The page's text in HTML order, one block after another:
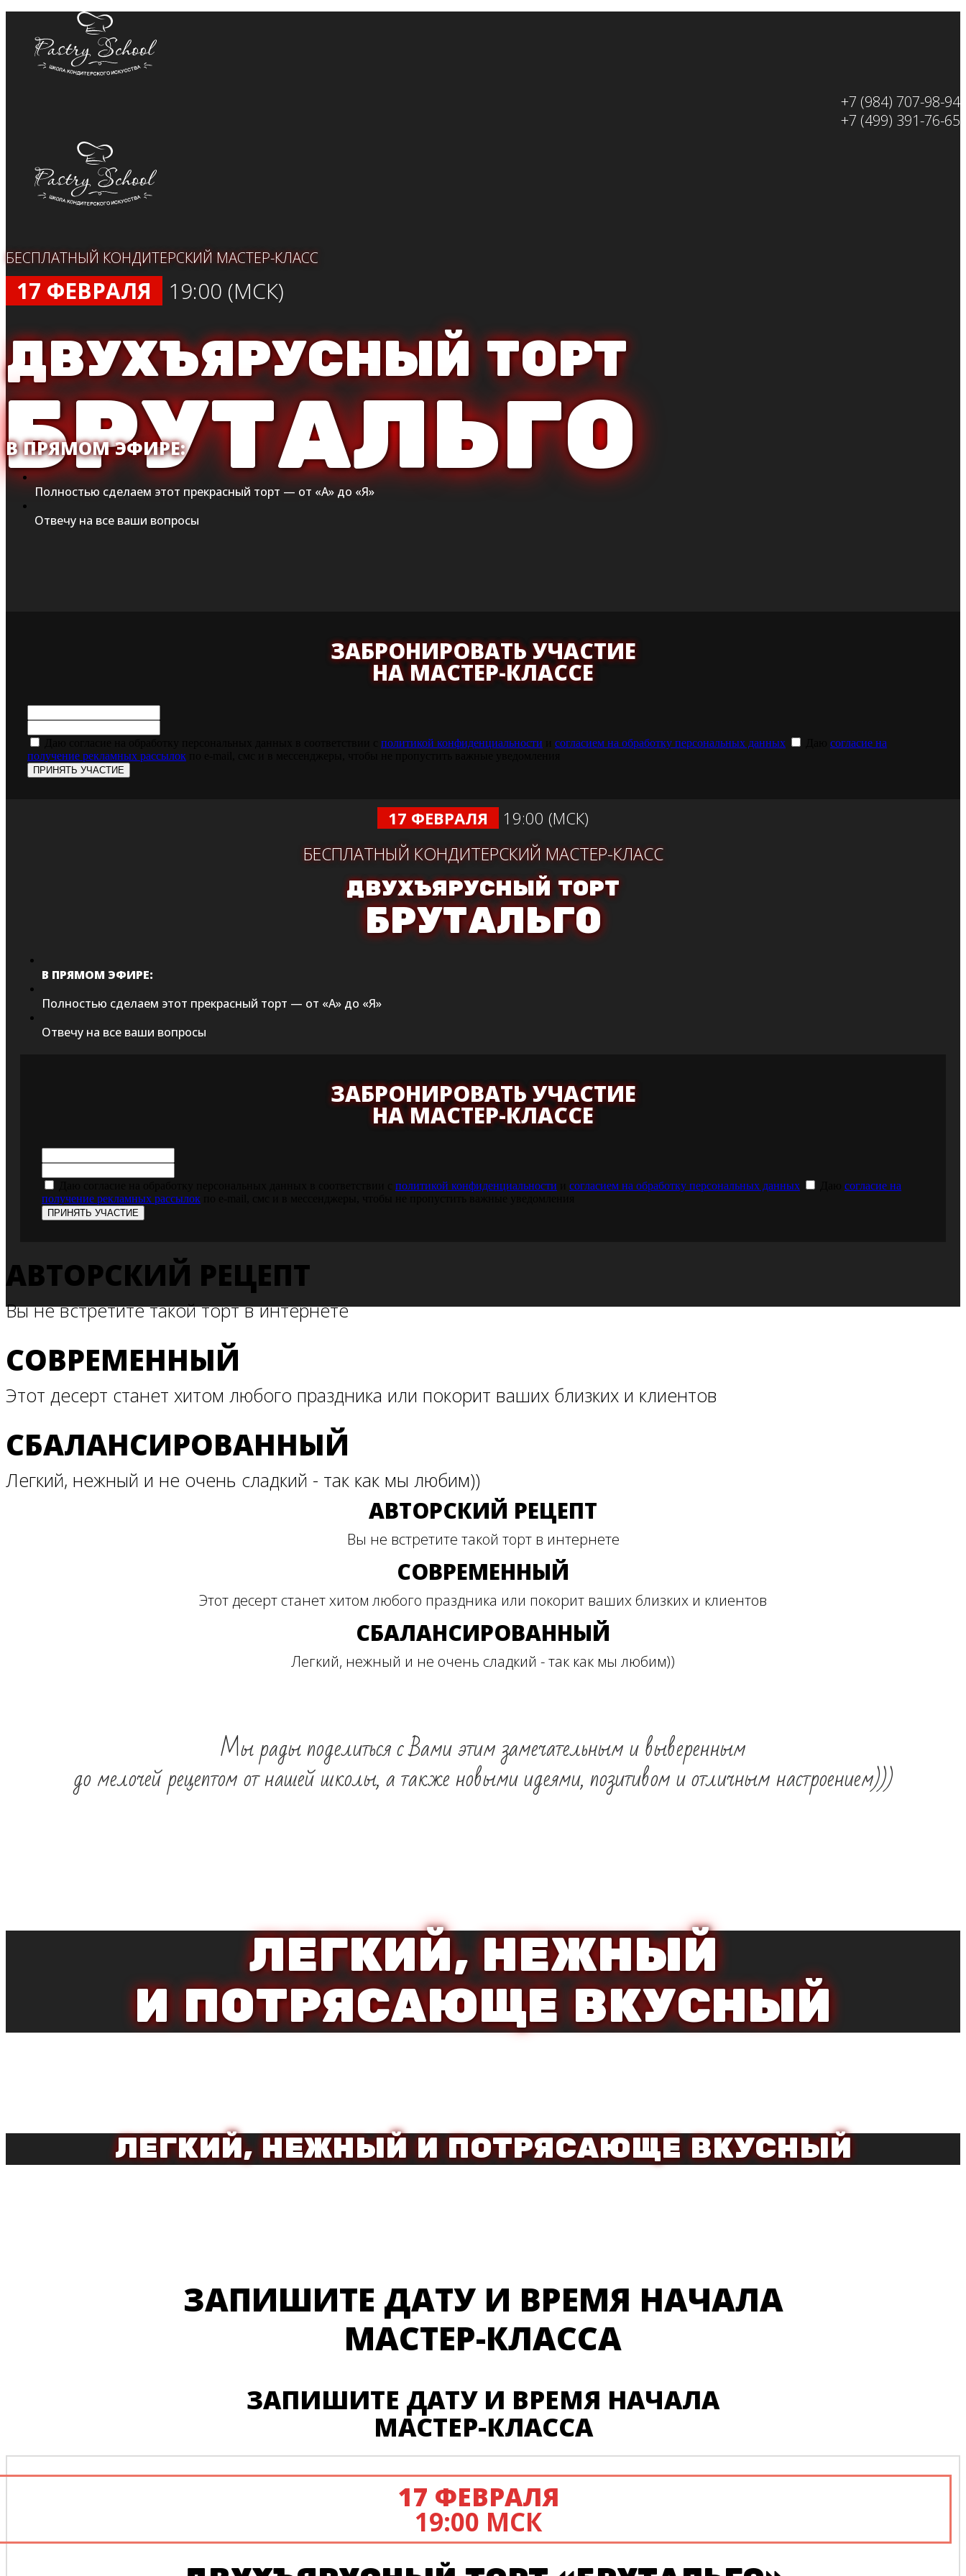
+7 (984) 707-98-94
+7 (499) 391-76-65
БЕСПЛАТНЫЙ КОНДИТЕРСКИЙ МАСТЕР-КЛАСС
17 ФЕВРАЛЯ 19:00 (МСК)
ДВУХЪЯРУСНЫЙ ТОРТ
БРУТАЛЬГО
В ПРЯМОМ ЭФИРЕ:
Полностью сделаем этот прекрасный торт — от «А» до «Я»
Отвечу на все ваши вопросы
ЗАБРОНИРОВАТЬ УЧАСТИЕ
НА МАСТЕР-КЛАССЕ
политикой конфиденциальности согласием на обработку персональных данных
согласие на
получение рекламных рассылок
ПРИНЯТЬ УЧАСТИЕ
17 ФЕВРАЛЯ 19:00 (МСК)
БЕСПЛАТНЫЙ КОНДИТЕРСКИЙ МАСТЕР-КЛАСС
ДВУХЪЯРУСНЫЙ ТОРТ
БРУТАЛЬГО
В ПРЯМОМ ЭФИРЕ:
Полностью сделаем этот прекрасный торт — от «А» до «Я»
Отвечу на все ваши вопросы
ЗАБРОНИРОВАТЬ УЧАСТИЕ
НА МАСТЕР-КЛАССЕ
политикой конфиденциальности согласием на обработку персональных данных
согласие на
получение рекламных рассылок
ПРИНЯТЬ УЧАСТИЕ
АВТОРСКИЙ РЕЦЕПТ
Вы не встретите такой торт в интернете
СОВРЕМЕННЫЙ
Этот десерт станет хитом любого праздника или покорит ваших близких и клиентов
СБАЛАНСИРОВАННЫЙ
Легкий, нежный и не очень сладкий - так как мы любим))
АВТОРСКИЙ РЕЦЕПТ
Вы не встретите такой торт в интернете
СОВРЕМЕННЫЙ
Этот десерт станет хитом любого праздника или покорит ваших близких и клиентов
СБАЛАНСИРОВАННЫЙ
Легкий, нежный и не очень сладкий - так как мы любим))
Мы рады поделиться с Вами этим замечательным и выверенным
до мелочей рецептом от нашей школы, а также новыми идеями, позитивом и отличным настроением)))
ЛЕГКИЙ, НЕЖНЫЙ
И ПОТРЯСАЮЩЕ ВКУСНЫЙ
ЛЕГКИЙ, НЕЖНЫЙ И ПОТРЯСАЮЩЕ ВКУСНЫЙ
ЗАПИШИТЕ ДАТУ И ВРЕМЯ НАЧАЛА
МАСТЕР-КЛАССА
ЗАПИШИТЕ ДАТУ И ВРЕМЯ НАЧАЛА
МАСТЕР-КЛАССА
17 ФЕВРАЛЯ
19:00 МСК